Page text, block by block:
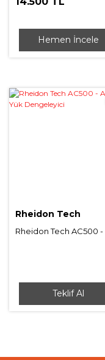
Hemen İncele
Rheidon Tech
Rheidon Tech AC500 -
Teklif Al